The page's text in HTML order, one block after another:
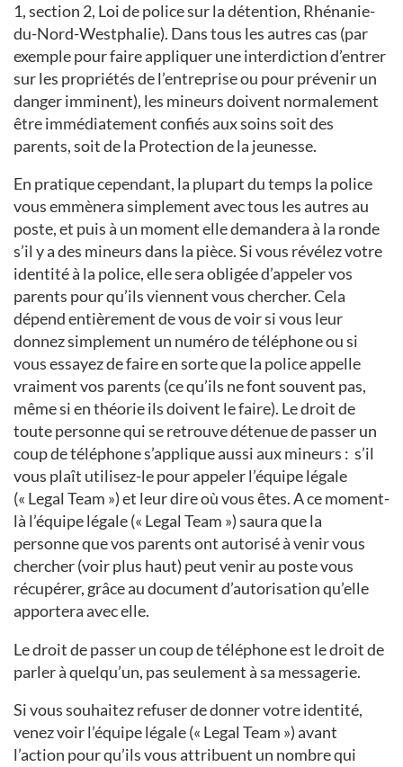
1, section 2, Loi de police sur la détention, Rhénanie-
du-Nord-Westphalie). Dans tous les autres cas (par
exemple pour faire appliquer une interdiction d’entrer
sur les propriétés de l’entreprise ou pour prévenir un
danger imminent), les mineurs doivent normalement
être immédiatement confiés aux soins soit des
parents, soit de la Protection de la jeunesse.
En pratique cependant, la plupart du temps la police
vous emmènera simplement avec tous les autres au
poste, et puis à un moment elle demandera à la ronde
s’il y a des mineurs dans la pièce. Si vous révélez votre
identité à la police, elle sera obligée d’appeler vos
parents pour qu’ils viennent vous chercher. Cela
dépend entièrement de vous de voir si vous leur
donnez simplement un numéro de téléphone ou si
vous essayez de faire en sorte que la police appelle
vraiment vos parents (ce qu’ils ne font souvent pas,
même si en théorie ils doivent le faire). Le droit de
toute personne qui se retrouve détenue de passer un
coup de téléphone s’applique aussi aux mineurs : s’il
vous plaît utilisez-le pour appeler l’équipe légale
(« Legal Team ») et leur dire où vous êtes. A ce moment-
là l’équipe légale (« Legal Team ») saura que la
personne que vos parents ont autorisé à venir vous
chercher (voir plus haut) peut venir au poste vous
récupérer, grâce au document d’autorisation qu’elle
apportera avec elle.
Le droit de passer un coup de téléphone est le droit de
parler à quelqu’un, pas seulement à sa messagerie.
Si vous souhaitez refuser de donner votre identité,
venez voir l’équipe légale (« Legal Team ») avant
l’action pour qu’ils vous attribuent un nombre qui